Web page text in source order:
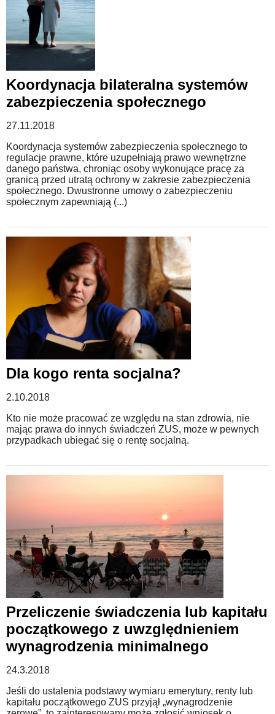
Koordynacja bilateralna systemów
zabezpieczenia społecznego
27.11.2018
Koordynacja systemów zabezpieczenia społecznego to
regulacje prawne, które uzupełniają prawo wewnętrzne
danego państwa, chroniąc osoby wykonujące pracę za
granicą przed utratą ochrony w zakresie zabezpieczenia
społecznego. Dwustronne umowy o zabezpieczeniu
społecznym zapewniają (...)
Dla kogo renta socjalna?
2.10.2018
Kto nie może pracować ze względu na stan zdrowia, nie
mając prawa do innych świadczeń ZUS, może w pewnych
przypadkach ubiegać się o rentę socjalną.
Przeliczenie świadczenia lub kapitału
początkowego z uwzględnieniem
wynagrodzenia minimalnego
24.3.2018
Jeśli do ustalenia podstawy wymiaru emerytury, renty lub
kapitału początkowego ZUS przyjął „wynagrodzenie